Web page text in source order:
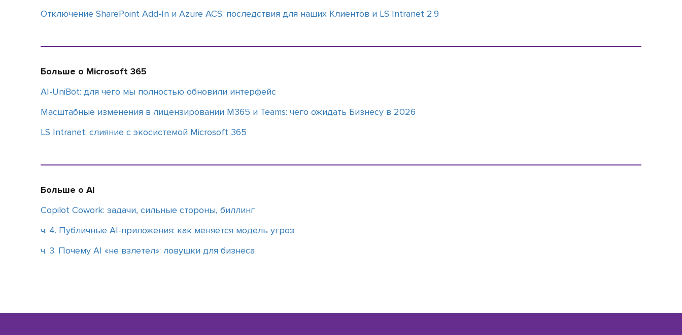
Отключение SharePoint Add-In и Azure ACS: последствия для наших Клиентов и LS Intranet 2.9
Больше о Microsoft 365
АI-UniBot: для чего мы полностью обновили интерфейс
Масштабные изменения в лицензировании M365 и Teams: чего ожидать Бизнесу в 2026
LS Intranet: слияние с экосистемой Microsoft 365
Больше о AI
Copilot Cowork: задачи, сильные стороны, биллинг
ч. 4. Публичные AI-приложения: как меняется модель угроз
ч. 3. Почему АІ «не взлетел»: ловушки для бизнеса